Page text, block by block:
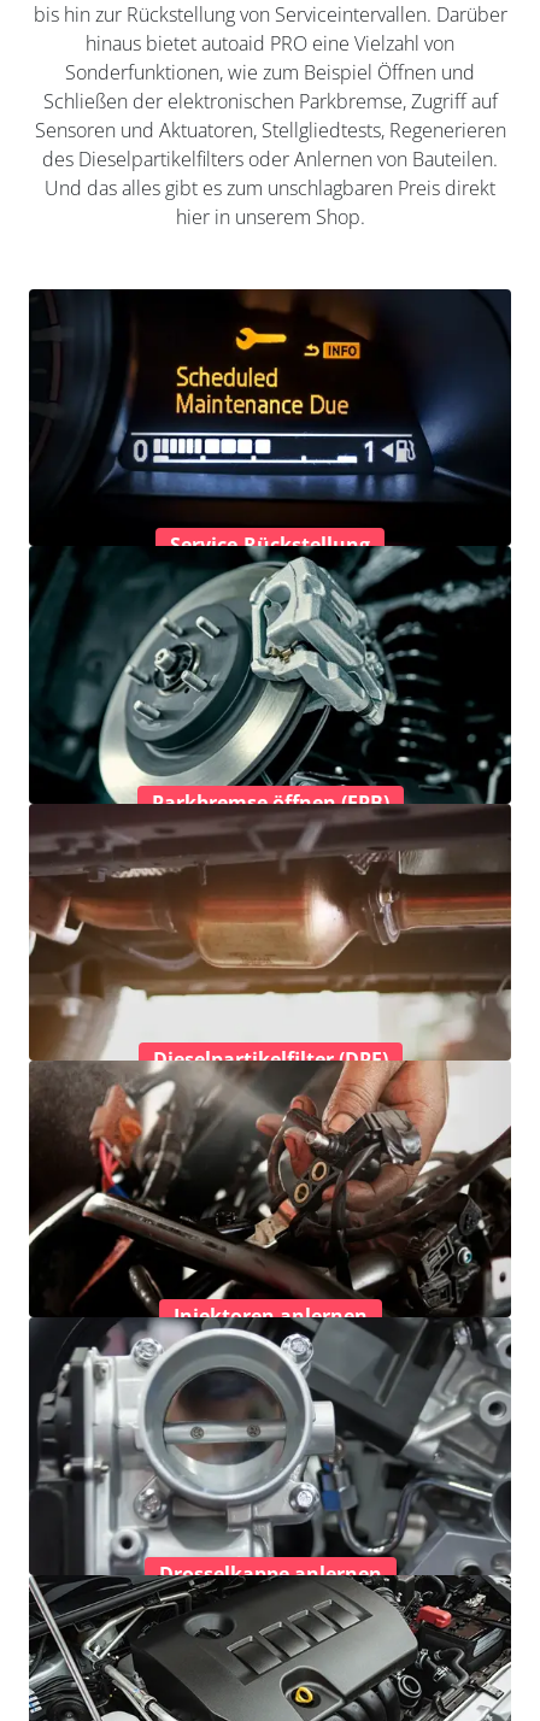
bis hin zur Rückstellung von Serviceintervallen. Darüber
hinaus bietet autoaid PRO eine Vielzahl von
Sonderfunktionen, wie zum Beispiel Öffnen und
Schließen der elektronischen Parkbremse, Zugriff auf
Sensoren und Aktuatoren, Stellgliedtests, Regenerieren
des Dieselpartikelfilters oder Anlernen von Bauteilen.
Und das alles gibt es zum unschlagbaren Preis direkt
hier in unserem Shop.
Service-Rückstellung
Parkbremse öffnen (EPB)
Dieselpartikelfilter (DPF)
Injektoren anlernen
Drosselkappe anlernen